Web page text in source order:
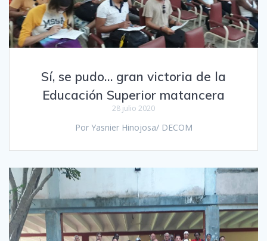
Sí, se pudo… gran victoria de la
Educación Superior matancera
28 julio 2020
Por Yasnier Hinojosa/ DECOM